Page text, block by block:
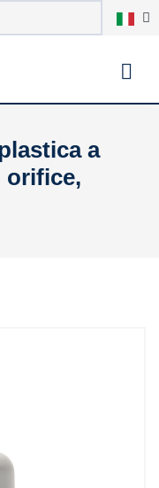
a
orifice,